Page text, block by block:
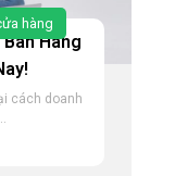
hàng
Hàng
cách doanh